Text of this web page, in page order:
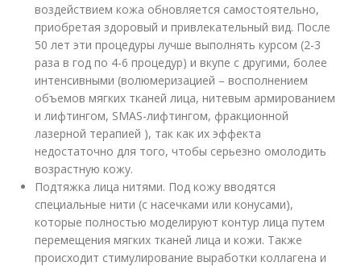
воздействием кожа обновляется самостоятельно,
приобретая здоровый и привлекательный вид. После
50 лет эти процедуры лучше выполнять курсом (2-3
раза в год по 4-6 процедур) и вкупе с другими, более
интенсивными (волюмеризацией – восполнением
объемов мягких тканей лица, нитевым армированием
и лифтингом, SMAS-лифтингом, фракционной
лазерной терапией ), так как их эффекта
недостаточно для того, чтобы серьезно омолодить
возрастную кожу.
Подтяжка лица нитями. Под кожу вводятся
специальные нити (с насечками или конусами),
которые полностью моделируют контур лица путем
перемещения мягких тканей лица и кожи. Также
происходит стимулирование выработки коллагена и